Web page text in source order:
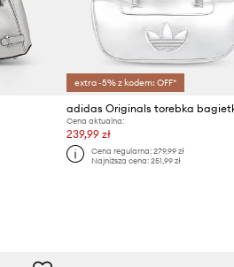
extra -5% z kodem: OFF*
Cena aktualna:
239,99 zł
Cena regularna: 279,99 zł
Najniższa cena: 251,99 zł